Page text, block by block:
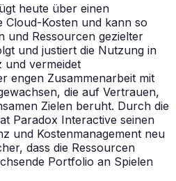
heute über einen
Cloud-Kosten und kann so
und Ressourcen gezielter
und justiert die Nutzung in
und vermeidet
engen Zusammenarbeit mit
die auf Vertrauen,
Zielen beruht. Durch die
Paradox Interactive seinen
und Kostenmanagement neu
dass die Ressourcen
Portfolio an Spielen